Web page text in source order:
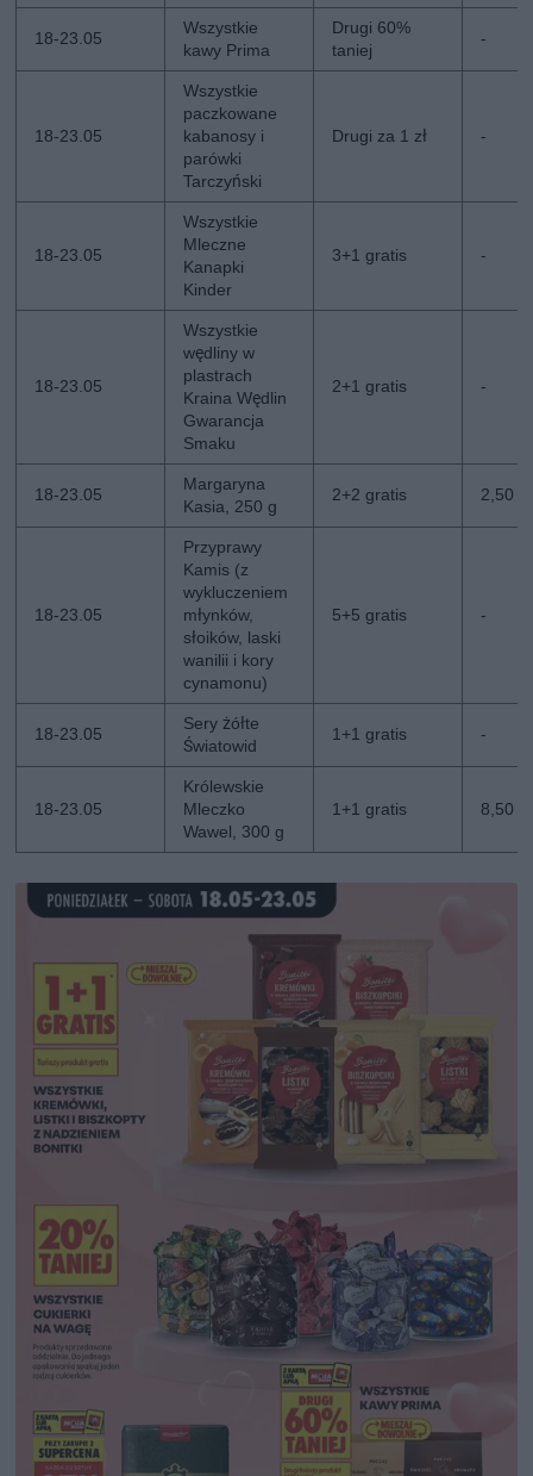
18-23.05
Wszystkie
kawy Prima
Drugi 60%
taniej
-
18-23.05
Wszystkie
paczkowane
kabanosy i
parówki
Tarczyński
Drugi za 1 zł -
18-23.05
Wszystkie
Mleczne
Kanapki
Kinder
3+1 gratis -
18-23.05
Wszystkie
wędliny w
plastrach
Kraina Wędlin
Gwarancja
Smaku
2+1 gratis -
18-23.05
Margaryna
Kasia, 250 g
2+2 gratis 2,50
18-23.05
Przyprawy
Kamis (z
wykluczeniem
młynków,
słoików, laski
wanilii i kory
cynamonu)
5+5 gratis -
18-23.05
Sery żółte
Światowid
1+1 gratis -
18-23.05
Królewskie
Mleczko
Wawel, 300 g
1+1 gratis 8,50